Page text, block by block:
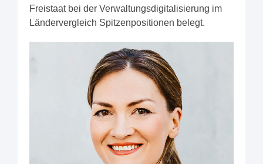
Freistaat bei der Verwaltungsdigitalisierung im
Ländervergleich Spitzenpositionen belegt.